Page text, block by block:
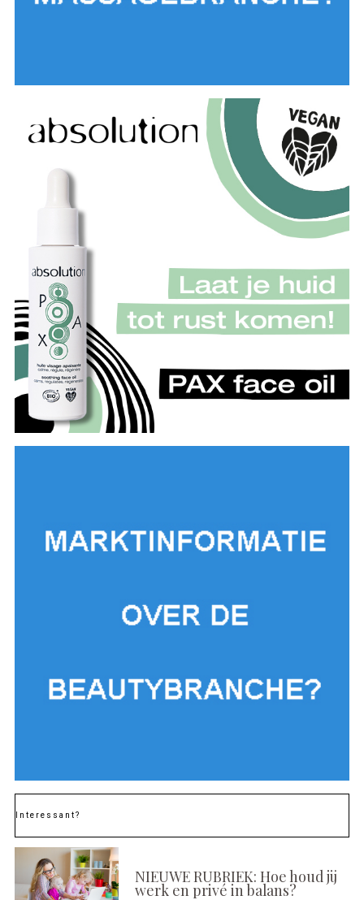
Interessant?
NIEUWE RUBRIEK: Hoe houd jij
werk en privé in balans?